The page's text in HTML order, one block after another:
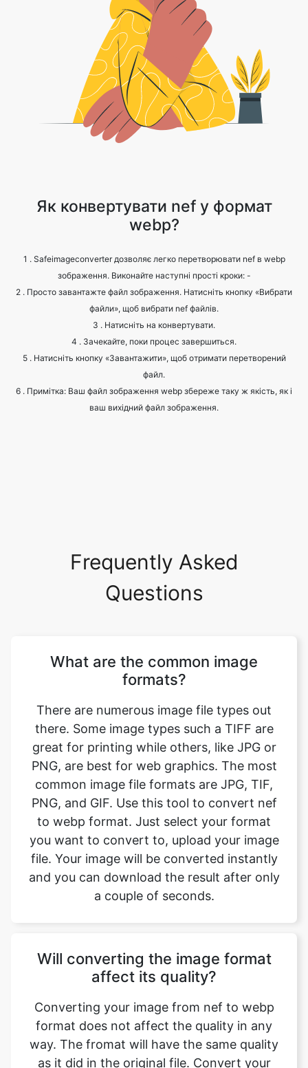
Як конвертувати nef у формат
1 . Safeimageconverter дозволяє легко перетворювати nef в webp
зображення. Виконайте наступні прості кроки: -
2 . Просто завантажте файл зображення. Натисніть кнопку «Вибрати
3 . Натисніть на конвертувати.
4 . Зачекайте, поки процес завершиться.
5 . Натисніть кнопку «Завантажити», щоб отримати перетворений
файл.
6 . Примітка: Ваш файл зображення webp збереже таку ж якість, як і
ваш вихідний файл зображення.
What are the common image
there. Some image types such a TIFF are
great for printing while others, like JPG or
PNG, are best for web graphics. The most
common image file formats are JPG, TIF,
PNG, and GIF. Use this tool to convert nef
to webp format. Just select your format
you want to convert to, upload your image
file. Your image will be converted instantly
and you can download the result after only
a couple of seconds.
Will converting the image format
format does not affect the quality in any
way. The fromat will have the same quality
as it did in the original file. Convert your
images with perfect quality, size, and
compression. Our online image converter
tool has this as one of its key features. We